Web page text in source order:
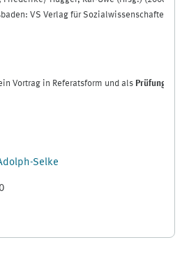
VS Verlag für Sozialwissenschaften/
Vortrag in Referatsform und als
Selke